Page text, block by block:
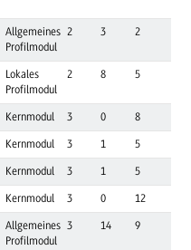
Allgemeines
Profilmodul
2 3 2
Lokales
Profilmodul
2 8 5
Kernmodul 3 0 8
Kernmodul 3 1 5
Kernmodul 3 1 5
Kernmodul 3 0 12
Allgemeines
Profilmodul
3 14 9